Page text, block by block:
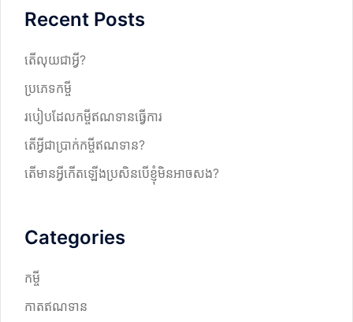
c
Recent Posts
តើលុយជាអ្វី?
ប្រភេទកម្ចី
របៀបដែលកម្ចីឥណទានធ្វើការ
តើអ្វីជាប្រាក់កម្ចីឥណទាន?
តើមានអ្វីកើតឡើងប្រសិនបើខ្ញុំមិនអាចសង?
Categories
កម្ចី
កាតឥណទាន